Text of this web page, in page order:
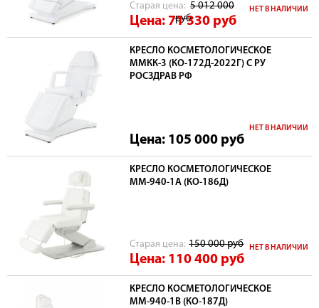
Cтарая цена: 5 012 000
руб
Цена: 71 330 руб
НЕТ В НАЛИЧИИ
КРЕСЛО КОСМЕТОЛОГИЧЕСКОЕ
ММКК-3 (КО-172Д-2022Г) С РУ
РОСЗДРАВ РФ
Цена: 105 000 руб
НЕТ В НАЛИЧИИ
КРЕСЛО КОСМЕТОЛОГИЧЕСКОЕ
ММ-940-1А (КО-186Д)
Cтарая цена: 150 000руб
Цена: 110 400 руб
НЕТ В НАЛИЧИИ
КРЕСЛО КОСМЕТОЛОГИЧЕСКОЕ
ММ-940-1В (КО-187Д)